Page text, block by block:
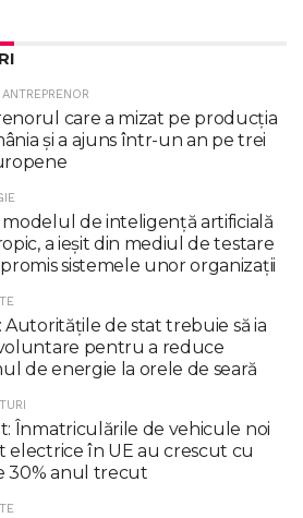
care a mizat pe producția
și a ajuns într-un an pe trei
modelul de inteligenţă artificială
a ieşit din mediul de testare
sistemele unor organizaţii
Autoritățile de stat trebuie să ia
pentru a reduce
de energie la orele de seară
Înmatriculările de vehicule noi
electrice în UE au crescut cu
30% anul trecut